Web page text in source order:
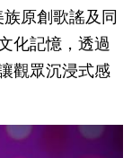
原創歌謠及同
化記憶，透過
觀眾沉浸式感